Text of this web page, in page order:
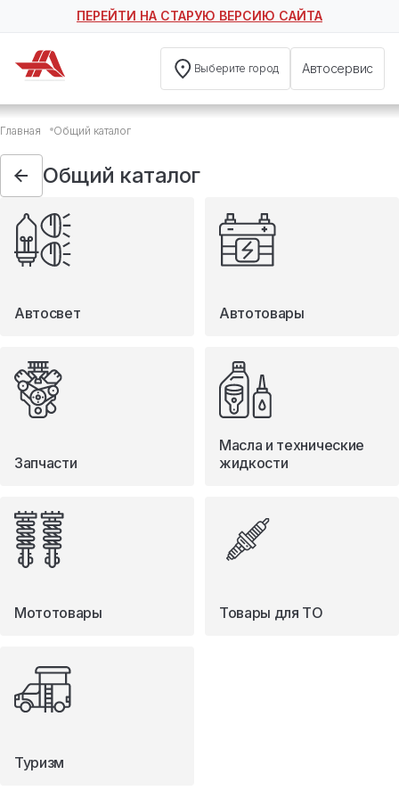
ПЕРЕЙТИ НА СТАРУЮ ВЕРСИЮ САЙТА
Выберите город Автосервис
Общий каталог
Автосвет
Автотовары
Запчасти
Масла и технические жидкости
Мототовары
Туризм
Главная Общий каталог
Общий каталог
Автосвет Автотовары
Запчасти
Масла и технические
жидкости
Мототовары Товары для ТО
Туризм